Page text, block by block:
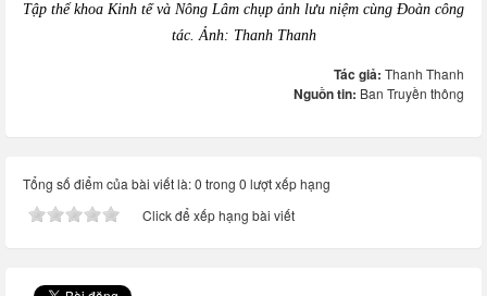
Tập thể khoa Kinh tế và Nông Lâm chụp ảnh lưu niệm cùng Đoàn công
tác. Ảnh: Thanh Thanh
Tác giả: Thanh Thanh
Nguồn tin: Ban Truyền thông
Tổng số điểm của bài viết là: 0 trong 0 lượt xếp hạng
Click để xếp hạng bài viết